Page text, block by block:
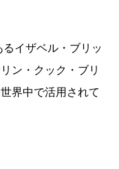
イザベル・ブリッ
ン・クック・ブリ
界中で活用されて